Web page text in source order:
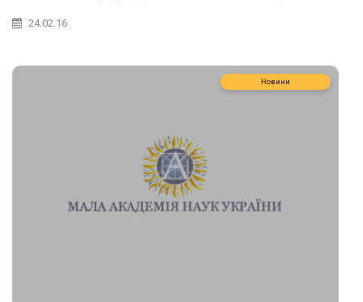
24.02.16
Новини